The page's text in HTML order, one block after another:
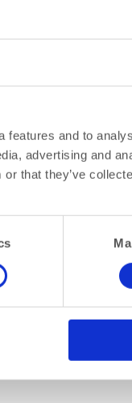
features and to
advertising and
that they’ve